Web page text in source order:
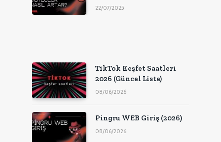
22/07/2025
TikTok Keşfet Saatleri
2026 (Güncel Liste)
08/06/2026
Pingru WEB Giriş (2026)
08/06/2026